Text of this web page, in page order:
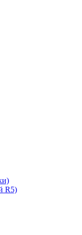
R5)